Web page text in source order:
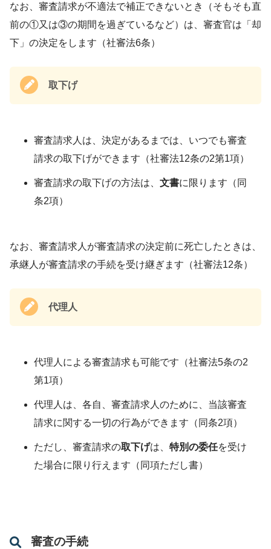
なお、審査請求が不適法で補正できないとき（そもそも直
前の①又は③の期間を過ぎているなど）は、審査官は「却
下」の決定をします（社審法6条）
取下げ
審査請求人は、決定があるまでは、いつでも審査
請求の取下げができます（社審法12条の2第1項）
審査請求の取下げの方法は、 文書に限ります（同
条2項）
なお、審査請求人が審査請求の決定前に死亡したときは、
承継人が審査請求の手続を受け継ぎます（社審法12条）
代理人
代理人による審査請求も可能です（社審法5条の2
第1項）
代理人は、各自、審査請求人のために、当該審査
請求に関する一切の行為ができます（同条2項）
ただし、審査請求の取下げは、 特別の委任を受け
た場合に限り行えます（同項ただし書）
審査の手続